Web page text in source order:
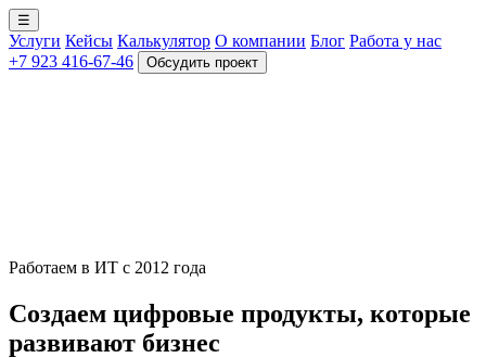
☰
Услуги Кейсы Калькулятор О компании Блог Работа у нас
+7 923 416-67-46
Обсудить проект
Работаем в ИТ с 2012 года
Создаем цифровые продукты, которые
развивают бизнес